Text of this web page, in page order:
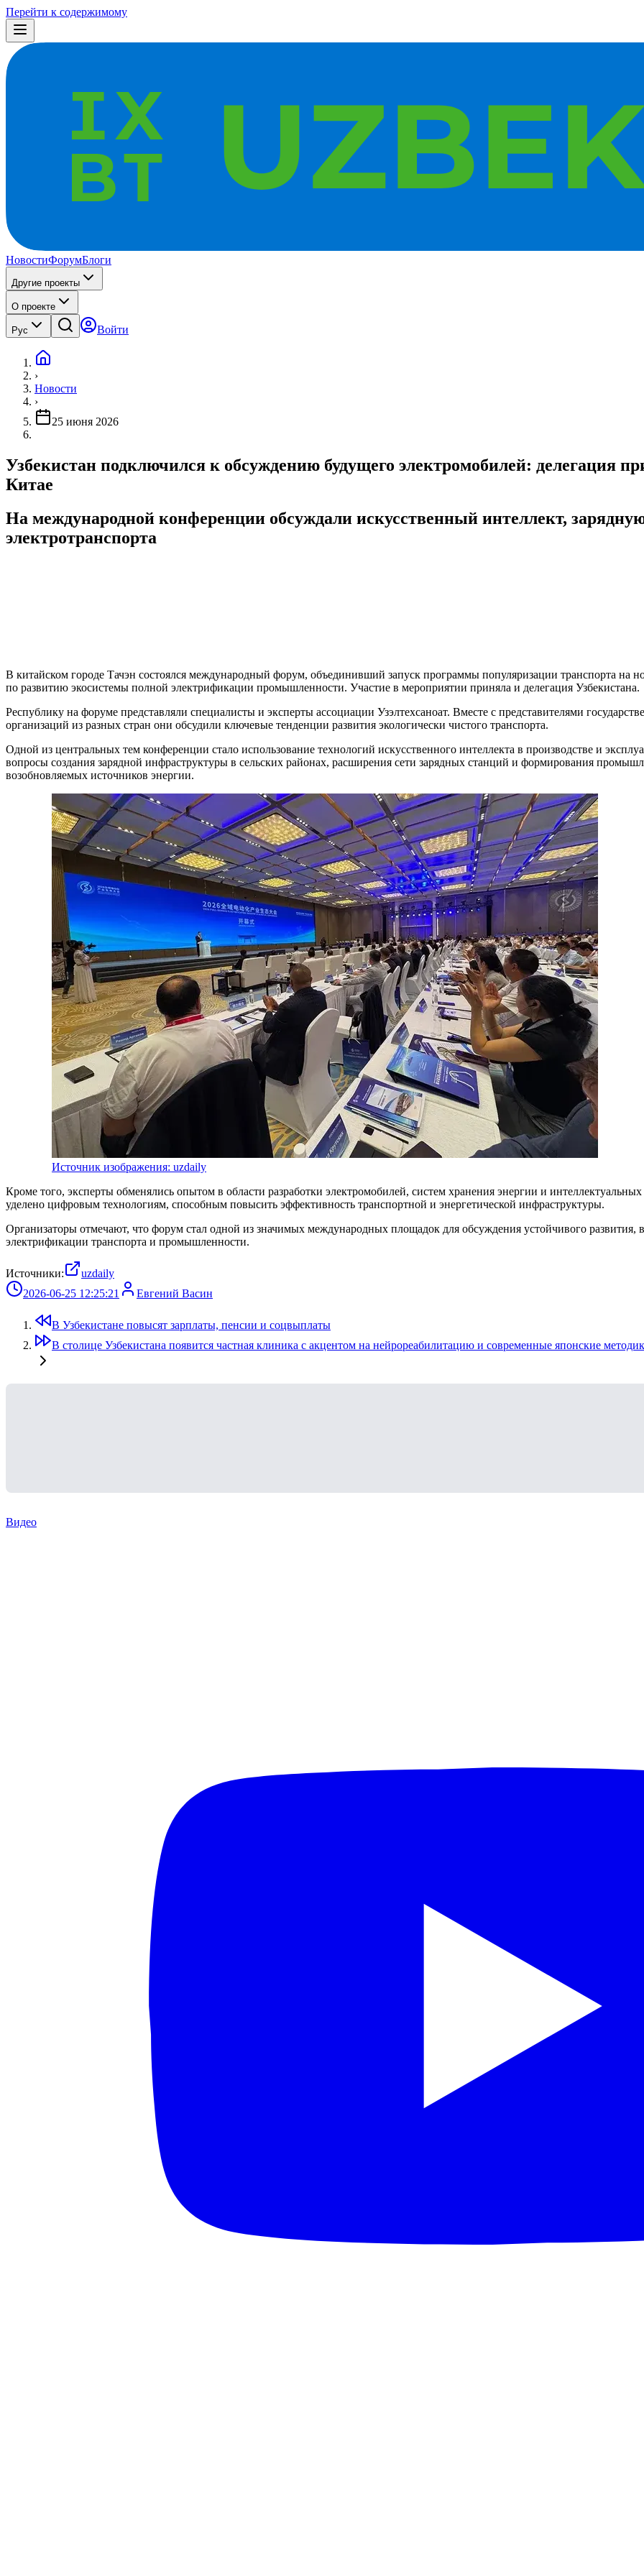
Перейти к содержимому
НовостиФорумБлоги
Другие проекты
О проекте
Рус Войти
›
Новости
›
25 июня 2026
Узбекистан подключился к обсуждению будущего электромобилей: делегация
Китае
На международной конференции обсуждали искусственный интеллект,
электротранспорта
В китайском городе Тачэн состоялся международный форум, объединивший запуск программы популяризации транспорта на
по развитию экосистемы полной электрификации промышленности. Участие в мероприятии приняла и делегация Узбекистана.
Республику на форуме представляли специалисты и эксперты ассоциации Узэлтехсаноат. Вместе с представителями
организаций из разных стран они обсудили ключевые тенденции развития экологически чистого транспорта.
Одной из центральных тем конференции стало использование технологий искусственного интеллекта в производстве и
вопросы создания зарядной инфраструктуры в сельских районах, расширения сети зарядных станций и формирования
возобновляемых источников энергии.
Источник изображения: uzdaily
Кроме того, эксперты обменялись опытом в области разработки электромобилей, систем хранения энергии и
уделено цифровым технологиям, способным повысить эффективность транспортной и энергетической инфраструктуры.
Организаторы отмечают, что форум стал одной из значимых международных площадок для обсуждения устойчивого
электрификации транспорта и промышленности.
Источники:
uzdaily
2026-06-25 12:25:21
Евгений Васин
В Узбекистане повысят зарплаты, пенсии и соцвыплаты
В столице Узбекистана появится частная клиника с акцентом на нейрореабилитацию и современные японские
Видео